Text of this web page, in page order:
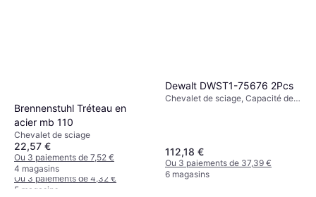
Bosch Schiebestock für
GTS10
Chevalet de sciage
12,98 €
Ou 3 paiements de 4,32 €
5 magasins
Brennenstuhl Tréteau en
acier mb 110
Chevalet de sciage
22,57 €
Ou 3 paiements de 7,52 €
4 magasins
Dewalt DWST1-75676 2Pcs
Chevalet de sciage, Capacité de
112,18 €
Ou 3 paiements de 37,39 €
6 magasins